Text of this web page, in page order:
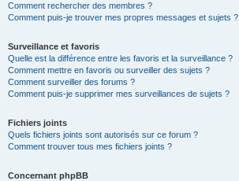
Comment rechercher des membres ?
Comment puis-je trouver mes propres messages et sujets ?
Surveillance et favoris
Quelle est la différence entre les favoris et la surveillance ?
Comment mettre en favoris ou surveiller des sujets ?
Comment surveiller des forums ?
Comment puis-je supprimer mes surveillances de sujets ?
Fichiers joints
Quels fichiers joints sont autorisés sur ce forum ?
Comment trouver tous mes fichiers joints ?
Concernant phpBB